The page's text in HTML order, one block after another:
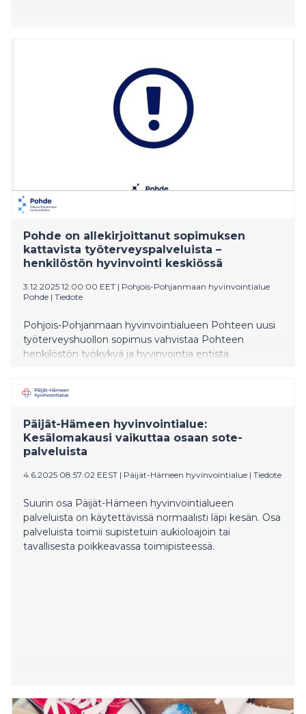
Pohde on allekirjoittanut sopimuksen
kattavista työterveyspalveluista –
henkilöstön hyvinvointi keskiössä
3.12.2025 12:00:00 EET | Pohjois-Pohjanmaan hyvinvointialue
Pohde | Tiedote
Pohjois-Pohjanmaan hyvinvointialueen Pohteen uusi
työterveyshuollon sopimus vahvistaa Pohteen
henkilöstön työkykyä ja hyvinvointia entistä
hyvinvoivat osaajat ovat yksi Pohteen strategisista
Pihlajalinna Lääkärikeskukset Oy:n kanssa
työterveyspalvelujen järjestämisestä.
Päijät-Hämeen hyvinvointialue:
Kesälomakausi vaikuttaa osaan sote-
palveluista
4.6.2025 08:57:02 EEST | Päijät-Hämeen hyvinvointialue | Tiedote
Suurin osa Päijät-Hämeen hyvinvointialueen
palveluista on käytettävissä normaalisti läpi kesän. Osa
palveluista toimii supistetuin aukioloajoin tai
tavallisesta poikkeavassa toimipisteessä.